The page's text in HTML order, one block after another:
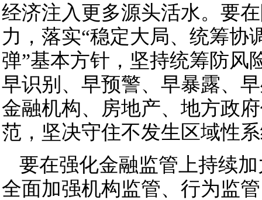
经济注入更多源头活水。要
力，落实“稳定大局、统筹协
弹”基本方针，坚持统筹防风
早识别、早预警、早暴露、
金融机构、房地产、地方政
范，坚决守住不发生区域性
要在强化金融监管上持续
全面加强机构监管、行为监